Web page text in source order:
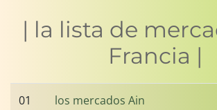
| la lista de
Francia |
01 los mercados Ain